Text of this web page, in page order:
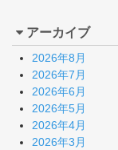
アーカイブ
2026年8月
2026年7月
2026年6月
2026年5月
2026年4月
2026年3月